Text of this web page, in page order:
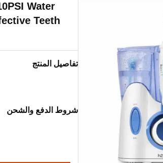
Water
Teeth
تفاصيل المنتج
شروط الدفع والشحن